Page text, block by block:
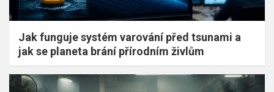
Jak funguje systém varování před tsunami a
jak se planeta brání přírodním živlům